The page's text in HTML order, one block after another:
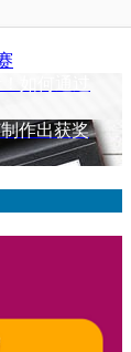
如何通过
作出获奖